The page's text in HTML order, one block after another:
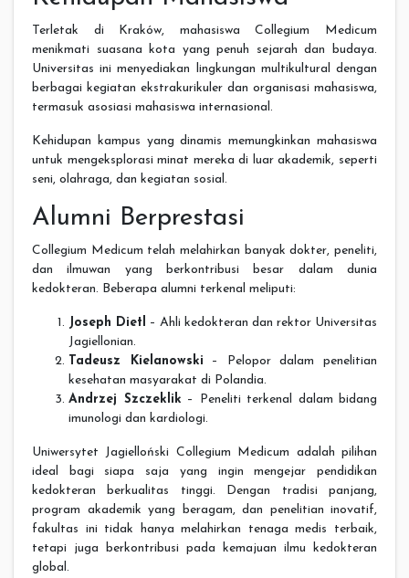
Terletak di Kraków, mahasiswa Collegium Medicum
menikmati suasana kota yang penuh sejarah dan budaya.
Universitas ini menyediakan lingkungan multikultural dengan
berbagai kegiatan ekstrakurikuler dan organisasi mahasiswa,
termasuk asosiasi mahasiswa internasional.
Kehidupan kampus yang dinamis memungkinkan mahasiswa
untuk mengeksplorasi minat mereka di luar akademik, seperti
seni, olahraga, dan kegiatan sosial.
Alumni Berprestasi
Collegium Medicum telah melahirkan banyak dokter, peneliti,
dan ilmuwan yang berkontribusi besar dalam dunia
kedokteran. Beberapa alumni terkenal meliputi:
Joseph Dietl – Ahli kedokteran dan rektor Universitas
Jagiellonian.
Tadeusz Kielanowski – Pelopor dalam penelitian
kesehatan masyarakat di Polandia.
Andrzej Szczeklik – Peneliti terkenal dalam bidang
imunologi dan kardiologi.
Uniwersytet Jagielloński Collegium Medicum adalah pilihan
ideal bagi siapa saja yang ingin mengejar pendidikan
kedokteran berkualitas tinggi. Dengan tradisi panjang,
program akademik yang beragam, dan penelitian inovatif,
fakultas ini tidak hanya melahirkan tenaga medis terbaik,
tetapi juga berkontribusi pada kemajuan ilmu kedokteran
global.